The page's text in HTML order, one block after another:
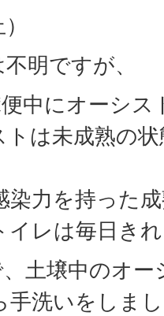
明ですが、
中にオーシ
は未成熟の
染力を持った
イレは毎日き
土壌中のオ
手洗いをしま